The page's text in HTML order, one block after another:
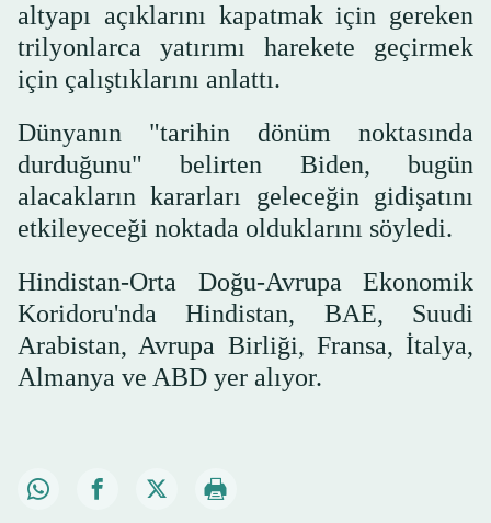
altyapı açıklarını kapatmak için gereken
trilyonlarca yatırımı harekete geçirmek
için çalıştıklarını anlattı.
Dünyanın "tarihin dönüm noktasında
durduğunu" belirten Biden, bugün
alacakların kararları geleceğin gidişatını
etkileyeceği noktada olduklarını söyledi.
Hindistan-Orta Doğu-Avrupa Ekonomik
Koridoru'nda Hindistan, BAE, Suudi
Arabistan, Avrupa Birliği, Fransa, İtalya,
Almanya ve ABD yer alıyor.